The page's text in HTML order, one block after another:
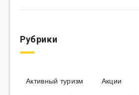
Рубрики
Активный туризм Акции